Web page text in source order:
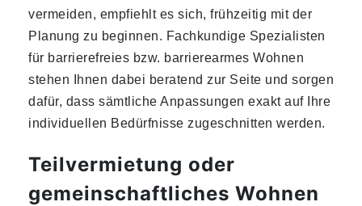
vermeiden, empfiehlt es sich, frühzeitig mit der
Planung zu beginnen. Fachkundige Spezialisten
für barrierefreies bzw. barrierearmes Wohnen
stehen Ihnen dabei beratend zur Seite und sorgen
dafür, dass sämtliche Anpassungen exakt auf Ihre
individuellen Bedürfnisse zugeschnitten werden.
Teilvermietung oder
gemeinschaftliches Wohnen